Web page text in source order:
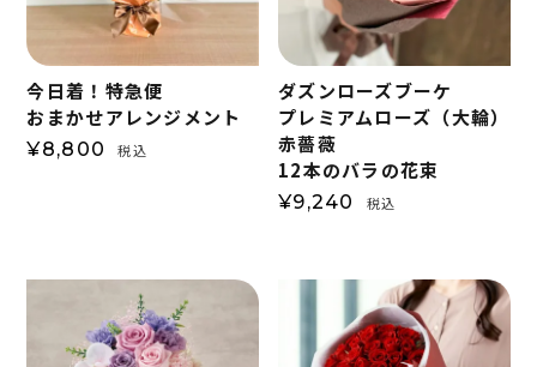
今日着！特急便
おまかせアレンジメント
¥8,800 税込
ダズンローズブーケ
プレミアムローズ（大輪）
赤薔薇
12本のバラの花束
¥9,240 税込